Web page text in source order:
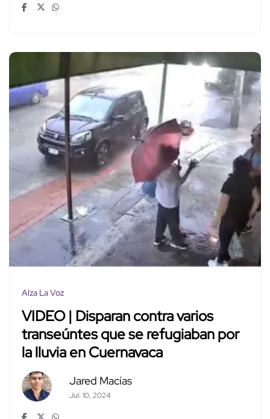
Alza La Voz
VIDEO | Disparan contra varios
transeúntes que se refugiaban por
la lluvia en Cuernavaca
Jared Macías
Jul. 10, 2024